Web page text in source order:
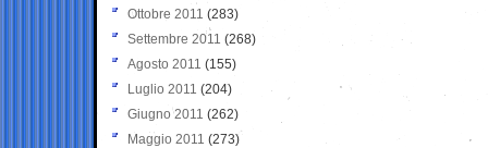
Ottobre 2011 (283)
Settembre 2011 (268)
Agosto 2011 (155)
Luglio 2011 (204)
Giugno 2011 (262)
Maggio 2011 (273)